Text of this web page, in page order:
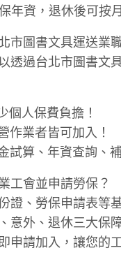
年資，退休後可按
市圖書文具運送業
透過台北市圖書文
個人保費負擔！
作業者皆可加入！
試算、年資查詢、
工會並申請勞保？
證、勞保申請表等
意外、退休三大保障
申請加入，讓您的